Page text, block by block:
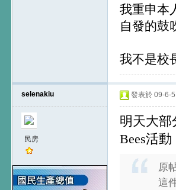
我重申本
自發的鼓
我不是校
selenakiu
民房
發表於 09-6-
明天大部
Bees活動
原
這